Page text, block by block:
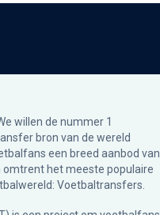
willen de nummer 1
bron van de wereld
een breed aanbod van
het meeste populaire
Voetbaltransfers.